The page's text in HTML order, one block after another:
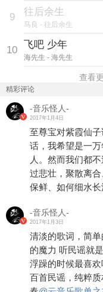
9 往后余生
马良 - 往后余生
10 飞吧 少年
海先生 - 海先生
查看
精彩评论
-音乐怪人-
2017年1月4日
至尊宝对紫霞仙
话，我希望是一
人。然而我们都
过悲壮，聚散离
保鲜、如何细水长
-音乐怪人-
2017年1月3日
清淡的歌词，简
的魔力 听民谣就
浮躁的时候最喜
百首民谣，纯粹